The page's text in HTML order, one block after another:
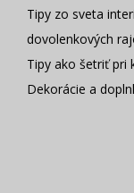
Tipy zo sveta
dovolenkových
Tipy ako šetriť pri
Dekorácie a